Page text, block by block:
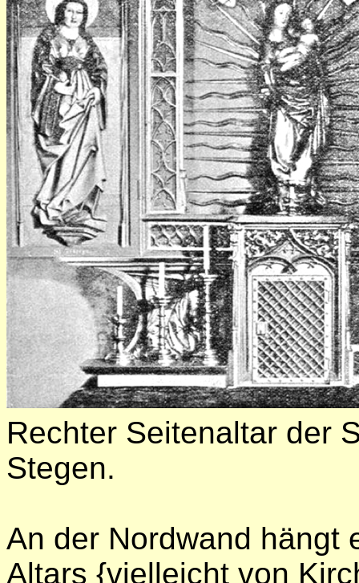
Rechter Seitenaltar der
Stegen.
An der Nordwand hängt
Altars {vielleicht von